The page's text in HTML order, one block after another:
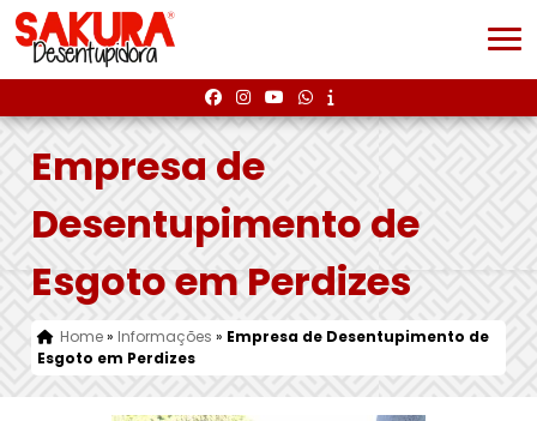
Empresa de
Desentupimento de
Esgoto em Perdizes
Home» Informações » Empresa de Desentupimento de
Esgoto em Perdizes